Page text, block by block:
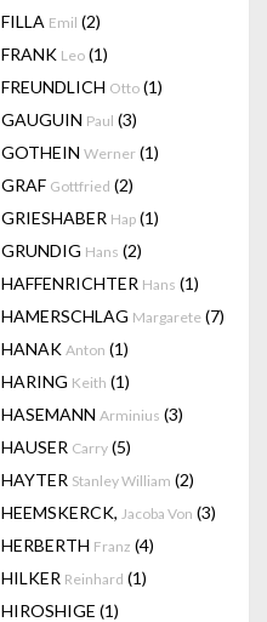
FILLA Emil (2)
FRANK Leo (1)
FREUNDLICH Otto (1)
GAUGUIN Paul (3)
GOTHEIN Werner (1)
GRAF Gottfried (2)
GRIESHABER Hap (1)
GRUNDIG Hans (2)
HAFFENRICHTER Hans (1)
HAMERSCHLAG Margarete (7)
HANAK Anton (1)
HARING Keith (1)
HASEMANN Arminius (3)
HAUSER Carry (5)
HAYTER Stanley William (2)
HEEMSKERCK, Jacoba Von (3)
HERBERTH Franz (4)
HILKER Reinhard (1)
HIROSHIGE (1)